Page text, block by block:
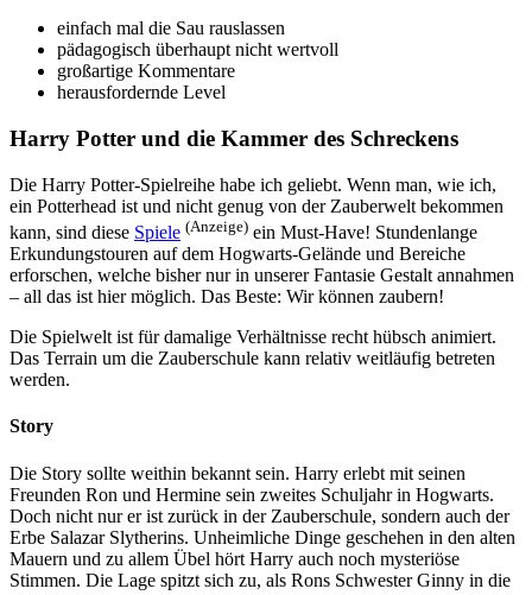
einfach mal die Sau rauslassen
pädagogisch überhaupt nicht wertvoll
großartige Kommentare
herausfordernde Level
Harry Potter und die Kammer des Schreckens
Die Harry Potter-Spielreihe habe ich geliebt. Wenn man, wie ich,
ein Potterhead ist und nicht genug von der Zauberwelt bekommen
kann, sind diese Spiele (Anzeige) ein Must-Have! Stundenlange
Erkundungstouren auf dem Hogwarts-Gelände und Bereiche
erforschen, welche bisher nur in unserer Fantasie Gestalt annahmen
– all das ist hier möglich. Das Beste: Wir können zaubern!
Die Spielwelt ist für damalige Verhältnisse recht hübsch animiert.
Das Terrain um die Zauberschule kann relativ weitläufig betreten
werden.
Story
Die Story sollte weithin bekannt sein. Harry erlebt mit seinen
Freunden Ron und Hermine sein zweites Schuljahr in Hogwarts.
Doch nicht nur er ist zurück in der Zauberschule, sondern auch der
Erbe Salazar Slytherins. Unheimliche Dinge geschehen in den alten
Mauern und zu allem Übel hört Harry auch noch mysteriöse
Stimmen. Die Lage spitzt sich zu, als Rons Schwester Ginny in die